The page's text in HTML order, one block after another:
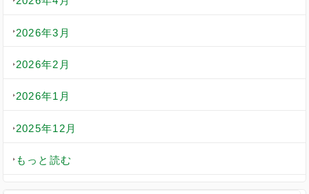
2026年3月
2026年2月
2026年1月
2025年12月
もっと読む